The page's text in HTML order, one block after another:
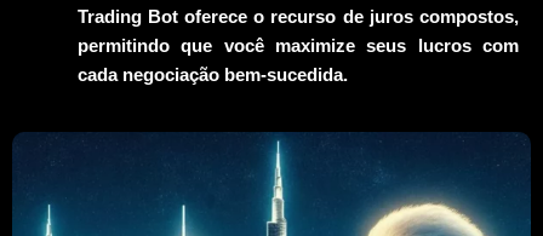
Trading Bot oferece o recurso de juros compostos,
permitindo que você maximize seus lucros com
cada negociação bem-sucedida.